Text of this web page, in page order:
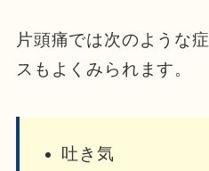
片頭痛では次のような
スもよくみられます。
吐き気